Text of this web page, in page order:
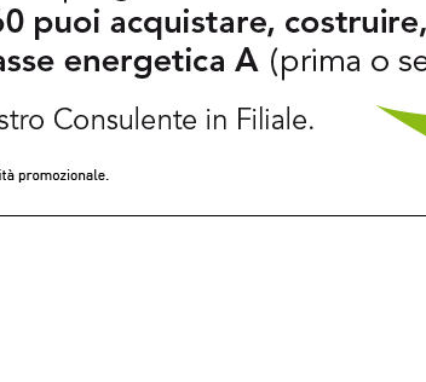
IL CIAO, PARLA LA POLIZIA LOCALE: “ECCO COSA È SUCCESSO”